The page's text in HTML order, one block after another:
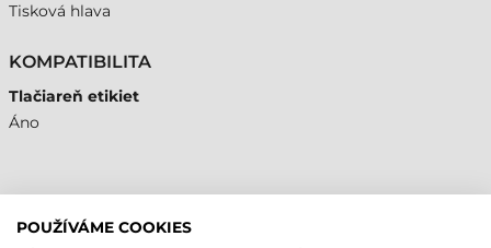
Tisková hlava
KOMPATIBILITA
Tlačiareň etikiet
Áno
NAPOSLEDY PROHLÍŽENÉ PRODUKTY
POUŽÍVÁME COOKIES